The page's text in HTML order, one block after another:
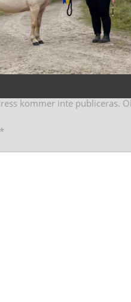
kommer inte publiceras.
*